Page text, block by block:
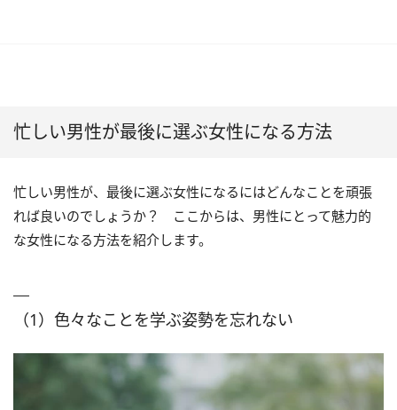
忙しい男性が最後に選ぶ女性になる方法
忙しい男性が、最後に選ぶ女性になるにはどんなことを頑張
れば良いのでしょうか？ ここからは、男性にとって魅力的
な女性になる方法を紹介します。
（1）色々なことを学ぶ姿勢を忘れない